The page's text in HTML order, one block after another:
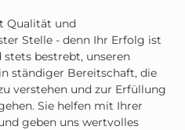
Qualität und
Stelle - denn Ihr Erfolg ist
bestrebt, unseren
ständiger Bereitschaft, die
verstehen und zur Erfüllung
Sie helfen mit Ihrer
geben uns wertvolles